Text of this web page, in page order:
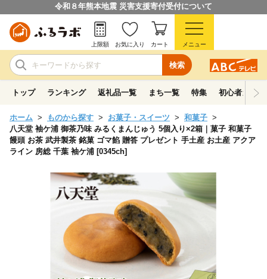
令和８年熊本地震 災害支援寄付受付について
検索
上限額 お気に入り カート メニュー
トップ ランキング 返礼品一覧 まち一覧 特集 初心者ガイド
ホーム ものから探す お菓子・スイーツ
和菓子
八天堂 袖ケ浦 御茶乃味 みるくまんじゅう 5個入り×2箱｜菓子 和菓子
饅頭 お茶 武井製茶 銘菓 ゴマ餡 贈答 プレゼント 手土産 お土産 アクア
ライン 房総 千葉 袖ケ浦 [0345ch]